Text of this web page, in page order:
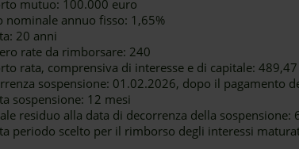
mutuo: 100.000 euro
nominale annuo fisso: 1,65%
20 anni
rate da rimborsare: 240
rata, comprensiva di interesse e di capitale:
sospensione: 01.02.2026, dopo il pagamento
sospensione: 12 mesi
residuo alla data di decorrenza della sospensione:
periodo scelto per il rimborso degli interessi